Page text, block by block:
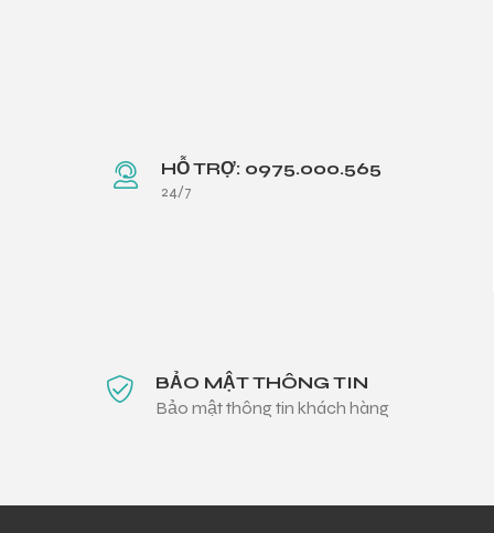
HỖ TRỢ: 0975.000.565
24/7
BẢO MẬT THÔNG TIN
Bảo mật thông tin khách hàng